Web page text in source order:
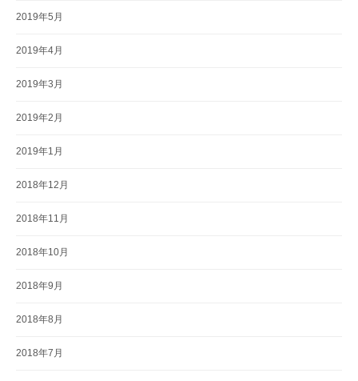
2019年5月
2019年4月
2019年3月
2019年2月
2019年1月
2018年12月
2018年11月
2018年10月
2018年9月
2018年8月
2018年7月